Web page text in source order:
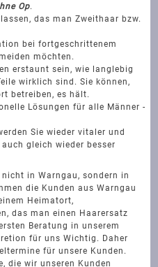
Op.
das man Zweithaar bzw.
bei fortgeschrittenem
möchten.
erstaunt sein, wie langlebig
wirklich sind. Sie können,
betreiben, es hält.
Lösungen für alle Männer -
Sie wieder vitaler und
gleich wieder besser
in Warngau, sondern in
die Kunden aus Warngau
Heimatort,
das man einen Haarersatz
Beratung in unserem
für uns Wichtig. Daher
für unsere Kunden.
die wir unseren Kunden